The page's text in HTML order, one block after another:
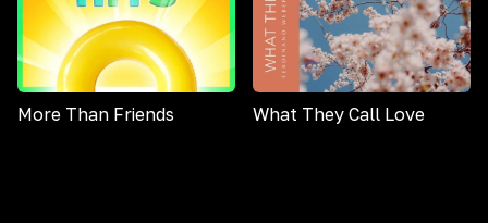
More Than Friends What They Call Love